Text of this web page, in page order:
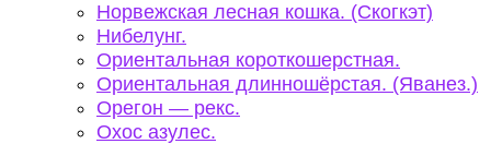
Норвежская лесная кошка. (Скогкэт)
Нибелунг.
Ориентальная короткошерстная.
Ориентальная длинношёрстая. (Яванез.)
Орегон — рекс.
Охос азулес.